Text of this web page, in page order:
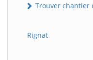
Trouver chantier
Rignat